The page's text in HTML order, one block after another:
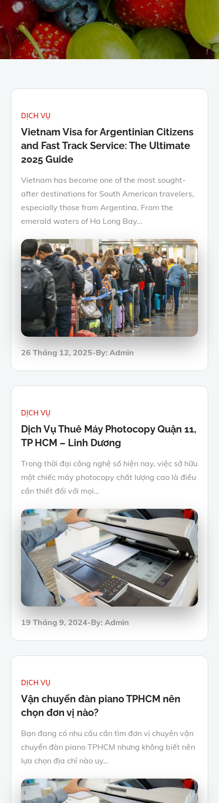
DỊCH VỤ
Vietnam Visa for Argentinian Citizens
and Fast Track Service: The Ultimate
2025 Guide
Vietnam has become one of the most sought-
after destinations for South American travelers,
especially those from Argentina. From the
emerald waters of Ha Long Bay…
Posted
26 Tháng 12, 2025 By:Admin
DỊCH VỤ
Dịch Vụ Thuê Máy Photocopy Quận 11,
TP HCM – Linh Dương
Trong thời đại công nghệ số hiện nay, việc sở hữu
một chiếc máy photocopy chất lượng cao là điều
cần thiết đối với mọi…
Posted
19 Tháng 9, 2024 By:Admin
DỊCH VỤ
Vận chuyển đàn piano TPHCM nên
chọn đơn vị nào?
Bạn đang có nhu cầu cần tìm đơn vị chuyên vận
chuyển đàn piano TPHCM nhưng không biết nên
lựa chọn địa chỉ nào uy…